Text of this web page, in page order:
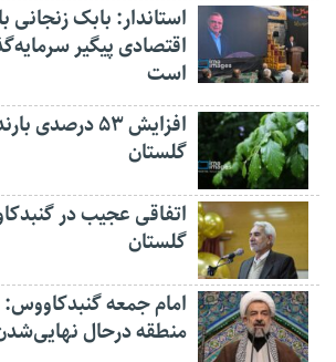
اقتصادی پیگیر
است
افزایش ۵۳
گلستان
اتفاقی عجیب در‌
گلستان
امام جمعه گنبدکاووس:
منطقه درحال